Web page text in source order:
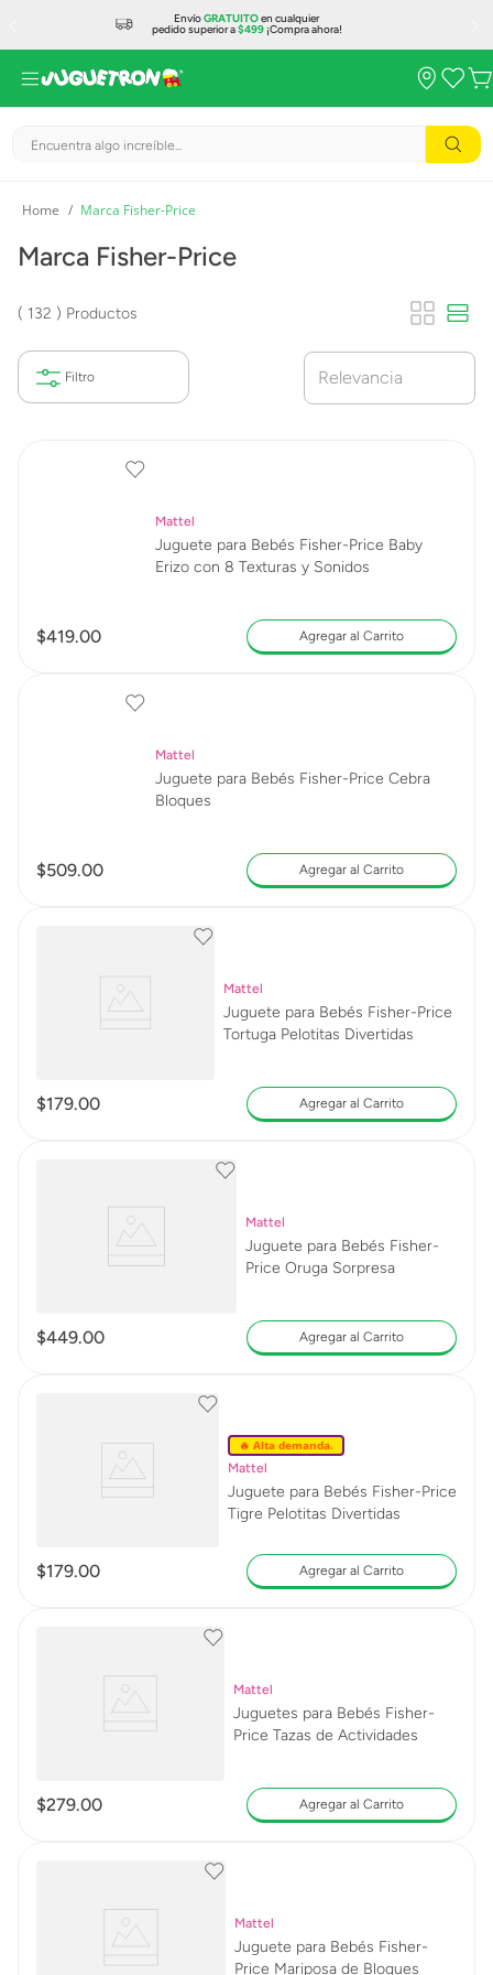
EnvíoGRATUITOen cualquier
pedido superior a$499¡Compra ahora!
Encuentra algo increíble...
Marca Fisher-Price
Marca Fisher-Price
132 Productos
Relevancia
Mattel
Juguete para Bebés Fisher-Price Baby
Erizo con 8 Texturas y Sonidos
$419.00 Agregar al Carrito
Mattel
Juguete para Bebés Fisher-Price Cebra
Bloques
$509.00 Agregar al Carrito
Mattel
Juguete para Bebés Fisher-Price
Tortuga Pelotitas Divertidas
$179.00 Agregar al Carrito
Mattel
Juguete para Bebés Fisher-
Price Oruga Sorpresa
$449.00 Agregar al Carrito
🔥 Alta demanda.
Mattel
Juguete para Bebés Fisher-Price
Tigre Pelotitas Divertidas
$179.00 Agregar al Carrito
Mattel
Juguetes para Bebés Fisher-
Price Tazas de Actividades
$279.00 Agregar al Carrito
Mattel
Juguete para Bebés Fisher-
Price Mariposa de Bloques